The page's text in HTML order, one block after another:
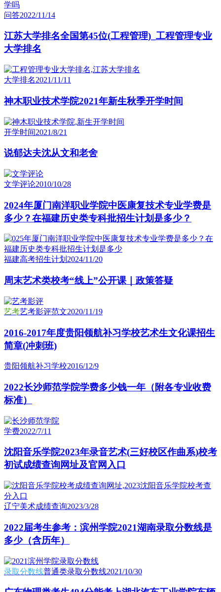
问答2022/11/14
江苏大学排名全国第45位(工程管理)_工程管理专业
大学排名
大学排名2021/11/11
神木职业技术学院2021年新生秋季开学时间
开学时间2021/8/21
说郁达夫沈从文和老舍
文学评论2010/10/28
2024年厦门南洋职业学院中医康复技术专业学费是
多少？在福建历史类专科批招生计划是多少？
福建高考招生计划 2024/11/20
周末艺术类校考“线上”公开课｜政策答疑
艺考艺考影评范文2020/11/19
2016-2017年度贵阳领航补习学校艺术生文化课招生
简章(冲刺班)
贵阳领航补习学校2016/12/9
2022长沙师范学院学费多少钱一年（附各专业收费
标准）
学费2022/7/11
沈阳音乐学院2023年录音艺术(三好校区作曲系)校考
初试成绩查询网址及官网入口
辽宁美术成绩查询2023/3/28
2022届考生参考：滨州学院2021湖南录取分数线是
多少（含历年）
录取分数线普通类录取分数线2021/10/30